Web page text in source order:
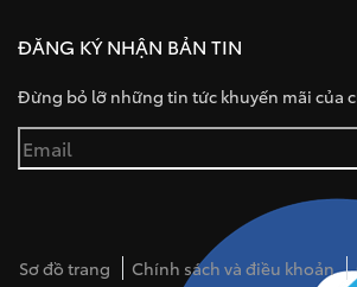
ĐĂNG KÝ NHẬN BẢN TIN
Đừng bỏ lỡ những tin tức khuyến mãi của
Sơ đồ trang Chính sách và điều khoản